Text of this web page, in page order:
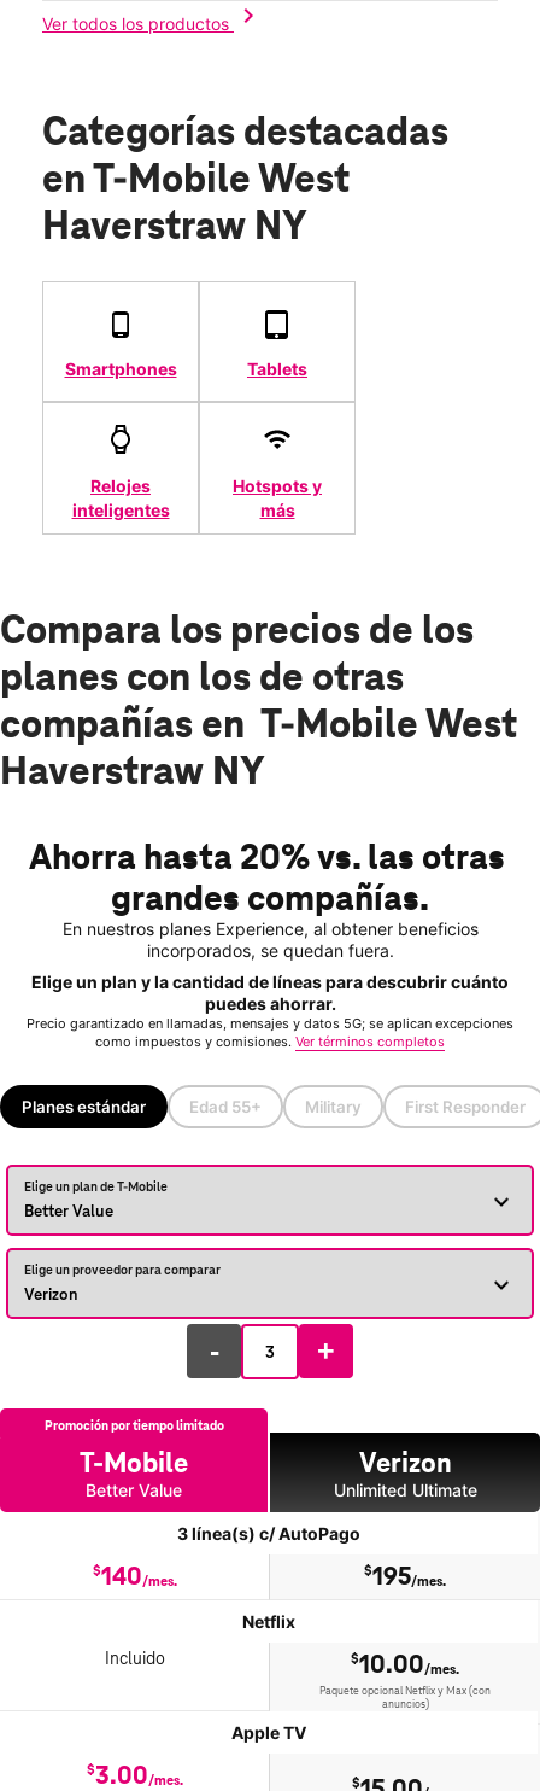
Ver todos los productos
chevron_right
Categorías destacadas
en T-Mobile West
Haverstraw NY
Smartphones Tablets
Relojes
inteligentes
Hotspots y
más
Compara los precios de los
planes con los de otras
compañías en T-Mobile West
Haverstraw NY